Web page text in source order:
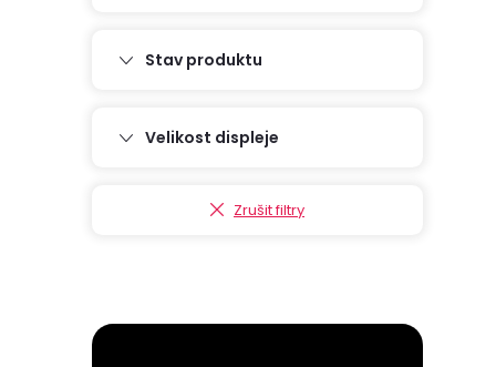
Stav produktu
Velikost displeje
Zrušit filtry